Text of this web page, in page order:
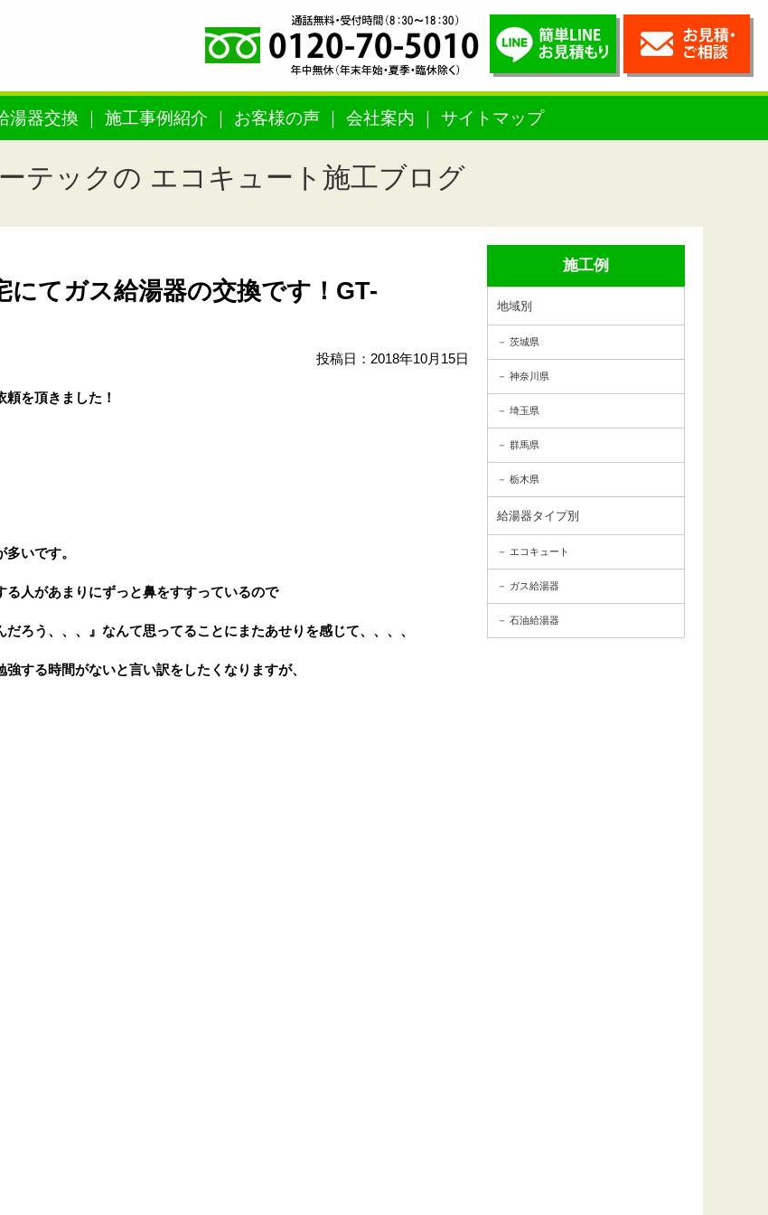
湯器交換 施工事例紹介 お客様の声 会社案内 サイトマップ
テックの エコキュート施工ブログ
施工例
地域別
茨城県
神奈川県
埼玉県
群馬県
栃木県
給湯器タイプ別
エコキュート
ガス給湯器
石油給湯器
にてガス給湯器の交換です！GT-
投稿日：2018年10月15日
を頂きました！
いです。
人があまりにずっと鼻をすすっているので
ろう、、、』なんて思ってることにまたあせりを感じて、、、、
する時間がないと言い訳をしたくなりますが、